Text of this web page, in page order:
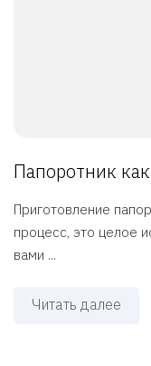
Папоротник
Приготовление
процесс, это целое
вами ...
Читать далее